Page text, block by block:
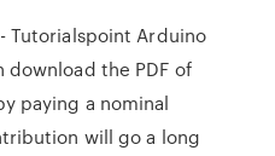
Tutorialspoint Arduino
download the PDF of
paying a nominal
will go a long